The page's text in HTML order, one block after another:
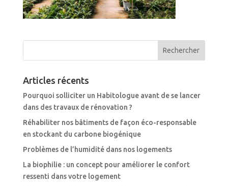
Articles récents
Pourquoi solliciter un Habitologue avant de se lancer
dans des travaux de rénovation ?
Réhabiliter nos bâtiments de façon éco-responsable
en stockant du carbone biogénique
Problèmes de l’humidité dans nos logements
La biophilie : un concept pour améliorer le confort
ressenti dans votre logement